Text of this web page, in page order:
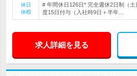
休日
休暇
# 年間休日126日* 完全週休2日制（
度15日付与（入社時9日＋半年…
求人詳細を見る